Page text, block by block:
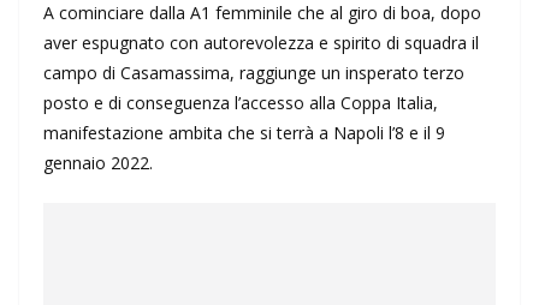
A cominciare dalla A1 femminile che al giro di boa, dopo
aver espugnato con autorevolezza e spirito di squadra il
campo di Casamassima, raggiunge un insperato terzo
posto e di conseguenza l’accesso alla Coppa Italia,
manifestazione ambita che si terrà a Napoli l’8 e il 9
gennaio 2022.